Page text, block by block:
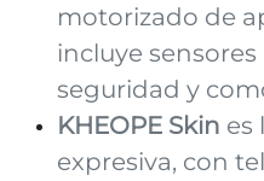
motorizado de
incluye
seguridad y
KHEOPE Skin es
expresiva, con